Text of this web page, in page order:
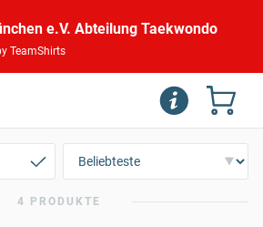
e.V. Abteilung Taekwondo
TeamShirts
4 PRODUKTE